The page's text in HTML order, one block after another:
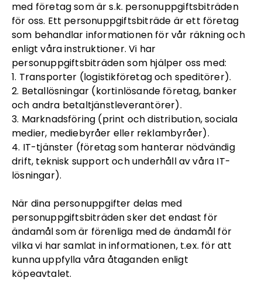
med företag som är s.k. personuppgiftsbiträden
för oss. Ett personuppgiftsbiträde är ett företag
som behandlar informationen för vår räkning och
enligt våra instruktioner. Vi har
personuppgiftsbiträden som hjälper oss med:
1. Transporter (logistikföretag och speditörer).
2. Betallösningar (kortinlösande företag, banker
och andra betaltjänstleverantörer).
3. Marknadsföring (print och distribution, sociala
medier, mediebyråer eller reklambyråer).
4. IT-tjänster (företag som hanterar nödvändig
drift, teknisk support och underhåll av våra IT-
lösningar).
När dina personuppgifter delas med
personuppgiftsbiträden sker det endast för
ändamål som är förenliga med de ändamål för
vilka vi har samlat in informationen, t.ex. för att
kunna uppfylla våra åtaganden enligt
köpeavtalet.